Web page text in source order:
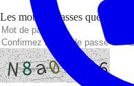
Les mots de passes que vous